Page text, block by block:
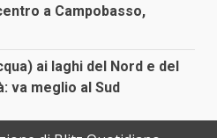
a Campobasso,
ai laghi del Nord e del
va meglio al Sud